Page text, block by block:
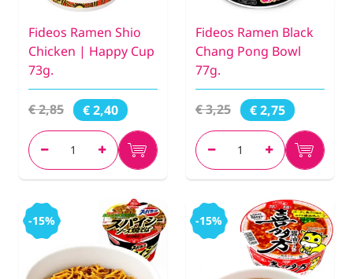
Fideos Ramen Shio
Chicken | Happy Cup
73g.
€ 2,85 € 2,40
Fideos Ramen Black
Chang Pong Bowl
77g.
€ 3,25 € 2,75
-15% -15%